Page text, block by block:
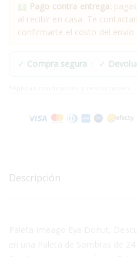
Pago contra entrega:
al recibir en casa. Te
confirmarte el costo del envío
✓ Compra segura · ✓
Descripción